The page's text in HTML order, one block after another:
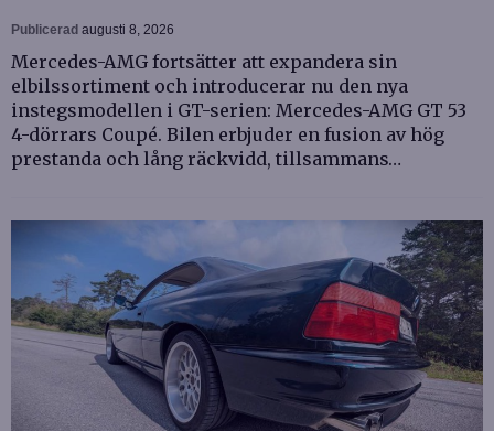
Publicerad augusti 8, 2026
Mercedes-AMG fortsätter att expandera sin
elbilssortiment och introducerar nu den nya
instegsmodellen i GT-serien: Mercedes-AMG GT 53
4-dörrars Coupé. Bilen erbjuder en fusion av hög
prestanda och lång räckvidd, tillsammans…